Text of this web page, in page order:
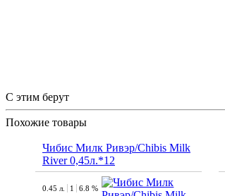
С этим берут
Похожие товары
Чибис Милк Ривэр/Chibis Milk
River 0,45л.*12
0.45 л. 1 6.8 %